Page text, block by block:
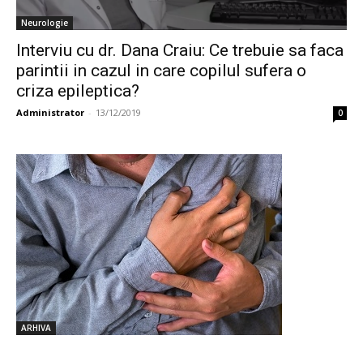
Neurologie
Interviu cu dr. Dana Craiu: Ce trebuie sa faca
parintii in cazul in care copilul sufera o
criza epileptica?
Administrator - 13/12/2019 0
ARHIVA